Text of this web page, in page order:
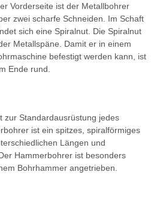
Vorderseite ist der Metallbohrer
zwei scharfe Schneiden. Im Schaft
sich eine Spiralnut. Die Spiralnut
Metallspäne. Damit er in einem
befestigt werden kann, ist
Ende rund.
zur Standardausrüstung jedes
ist ein spitzes, spiralförmiges
Längen und
Hammerbohrer ist besonders
Bohrhammer angetrieben.